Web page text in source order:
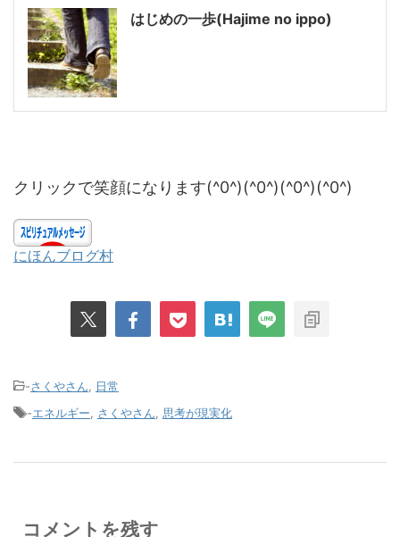
はじめの一歩(Hajime no ippo)
クリックで笑顔になります(^0^)(^0^)(^0^)(^0^)
にほんブログ村
-さくやさん
日常
-エネルギー さくやさん 思考が現実化
コメントを残す